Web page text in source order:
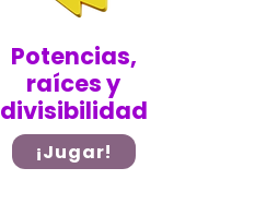
Potencias,
raíces y
divisibilidad
¡Jugar!